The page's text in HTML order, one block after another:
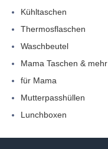
Kühltaschen
Thermosflaschen
Waschbeutel
Mama Taschen & mehr
für Mama
Mutterpasshüllen
Lunchboxen